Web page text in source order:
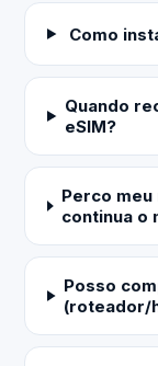
Como
Quando
eSIM?
Perco
continua o
Posso
(roteador/